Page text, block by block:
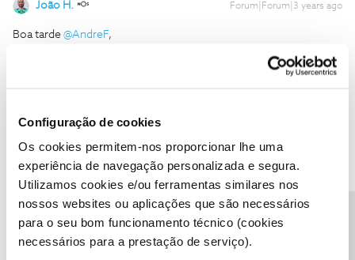
Configuração de cookies
Os cookies permitem-nos proporcionar lhe uma
experiência de navegação personalizada e segura.
Utilizamos cookies e/ou ferramentas similares nos
nossos websites ou aplicações que são necessários
para o seu bom funcionamento técnico (cookies
necessários para a prestação de serviço).
João H. Forum|Forum|3 years ago
Boa tarde @AndreF,
Obrigado
Ajude a comunidade a encontrar informação relevante. Marque
como "Melhor Resposta" e faça "Like" nos melhores comentários.
Siga os perfis da moderação, através da opção "Seguir", para estar
sempre a par das ultimas novidades.